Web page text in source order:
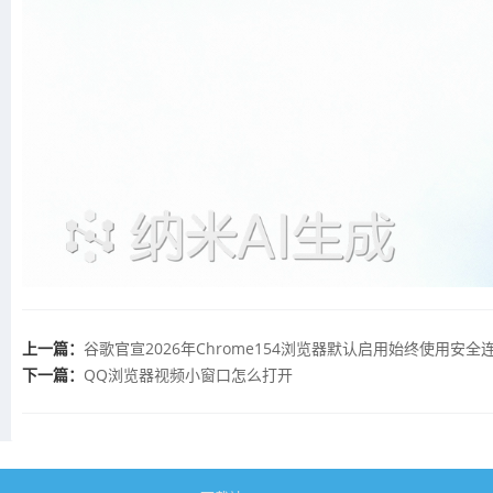
上一篇： 谷歌官宣2026年Chrome154浏览器默认启用始终使用安全
下一篇： QQ浏览器视频小窗口怎么打开